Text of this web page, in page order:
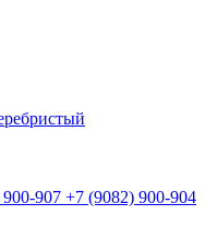
900-907 +7 (9082) 900-904